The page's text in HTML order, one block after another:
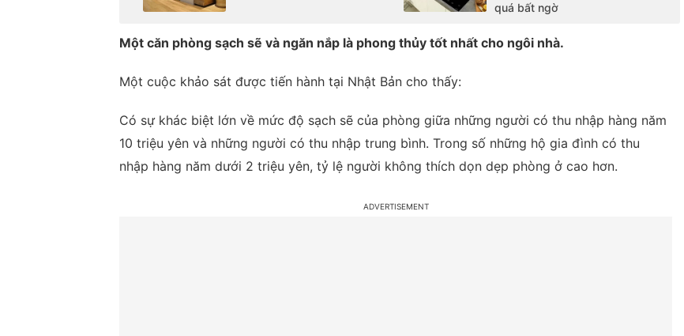
quá bất ngờ
Một căn phòng sạch sẽ và ngăn nắp là phong thủy tốt nhất cho ngôi nhà.
Một cuộc khảo sát được tiến hành tại Nhật Bản cho thấy:
Có sự khác biệt lớn về mức độ sạch sẽ của phòng giữa những người có thu nhập hàng năm
10 triệu yên và những người có thu nhập trung bình. Trong số những hộ gia đình có thu
nhập hàng năm dưới 2 triệu yên, tỷ lệ người không thích dọn dẹp phòng ở cao hơn.